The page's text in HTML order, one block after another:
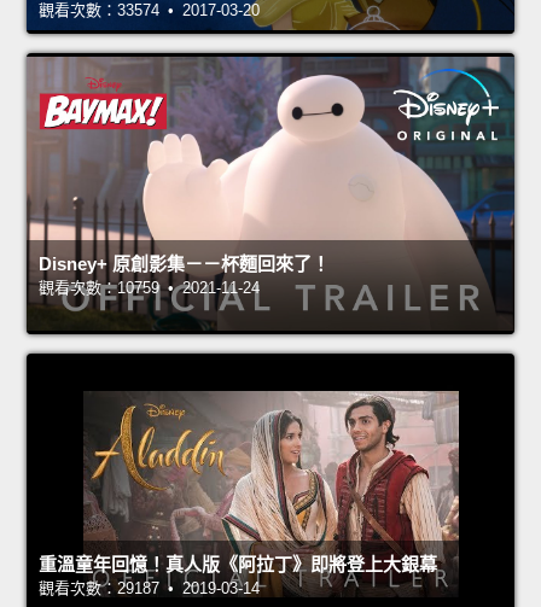
觀看次數：33574 • 2017-03-20
Disney+ 原創影集－－杯麵回來了！
觀看次數：10759 • 2021-11-24
重溫童年回憶！真人版《阿拉丁》即將登上大銀幕
觀看次數：29187 • 2019-03-14